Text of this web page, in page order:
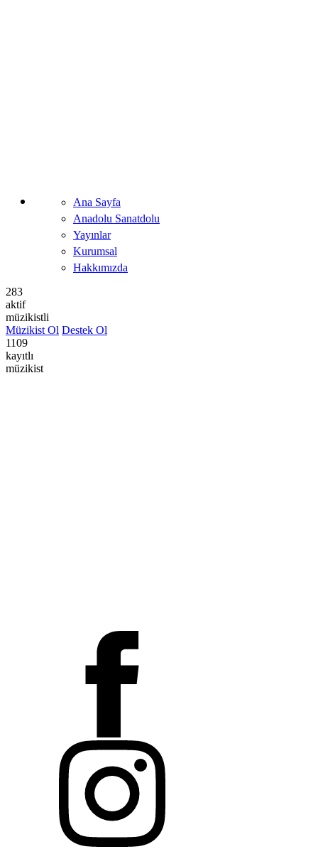
Ana Sayfa
Anadolu Sanatdolu
Yayınlar
Kurumsal
Hakkımızda
283
aktif
müzikistli
Müzikist Ol Destek Ol
1109
kayıtlı
müzikist